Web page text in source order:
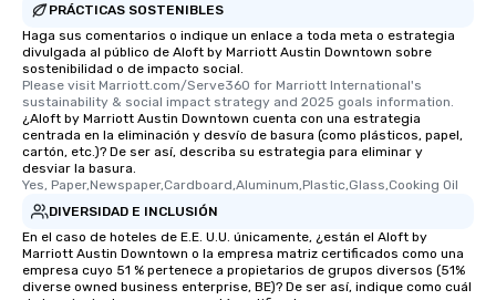
for groups that desire an extra luxe
experience, we can also arrange for
an evening helicopter ride over the
glittering lights of The Strip. A
Memorable Experience for All Lip
Smacking Foodie Tours offers a way
to gather and dine that few have
experienced, and all are sure to
remember. Our one-of-a-kind tours
last. It’s an experience that attendees
will reminisce about long after they
PRÁCTICAS SOSTENIBLES
Haga sus comentarios o indique un enlace a toda meta o estrategia
divulgada al público de Aloft by Marriott Austin Downtown sobre
sostenibilidad o de impacto social.
Please visit Marriott.com/Serve360 for Marriott International's
sustainability & social impact strategy and 2025 goals information.
¿Aloft by Marriott Austin Downtown cuenta con una estrategia
centrada en la eliminación y desvío de basura (como plásticos, papel,
cartón, etc.)? De ser así, describa su estrategia para eliminar y
desviar la basura.
Yes, Paper,Newspaper,Cardboard,Aluminum,Plastic,Glass,Cooking Oil
DIVERSIDAD E INCLUSIÓN
En el caso de hoteles de E.E. U.U. únicamente, ¿están el Aloft by
Marriott Austin Downtown o la empresa matriz certificados como una
empresa cuyo 51 % pertenece a propietarios de grupos diversos (51%
diverse owned business enterprise, BE)? De ser así, indique como cuál